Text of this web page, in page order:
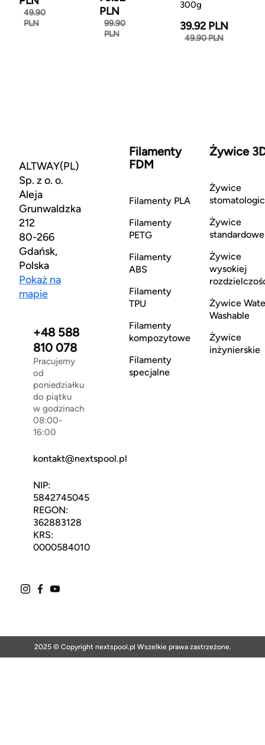
49.90
PLN
PLN
99.90
PLN
300g
39.92 PLN
49.90 PLN
ALTWAY(PL)
Sp. z o. o.
Aleja
Grunwaldzka
212
80-266
Gdańsk,
Polska
Pokaż na
mapie
+48 588
810 078
Pracujemy
od
poniedziałku
do piątku
w godzinach
08:00-
16:00
kontakt@nextspool.pl
NIP:
5842745045
REGON:
362883128
KRS:
0000584010
Filamenty
FDM
Filamenty PLA
Filamenty
PETG
Filamenty
ABS
Filamenty
TPU
Filamenty
kompozytowe
Filamenty
specjalne
Żywice
Żywice
Żywice
standardowe
Żywice
wysokiej
Żywice
Washable
Żywice
inżynierskie